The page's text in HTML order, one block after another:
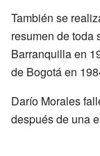
También se
resumen de toda
Barranquilla en
de Bogotá en
Darío Morales
después de una